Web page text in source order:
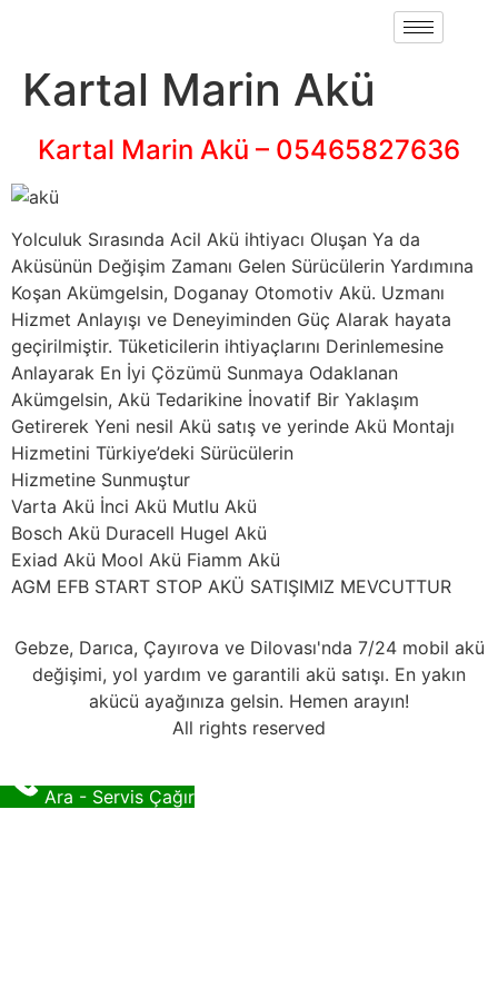
Kartal Marin Akü
Kartal Marin Akü – 05465827636
Yolculuk Sırasında Acil Akü ihtiyacı Oluşan Ya da
Aküsünün Değişim Zamanı Gelen Sürücülerin Yardımına
Koşan Akümgelsin, Doganay Otomotiv Akü. Uzmanı
Hizmet Anlayışı ve Deneyiminden Güç Alarak hayata
geçirilmiştir. Tüketicilerin ihtiyaçlarını Derinlemesine
Anlayarak En İyi Çözümü Sunmaya Odaklanan
Akümgelsin, Akü Tedarikine İnovatif Bir Yaklaşım
Getirerek Yeni nesil Akü satış ve yerinde Akü Montajı
Hizmetini Türkiye’deki Sürücülerin
Hizmetine Sunmuştur
Varta Akü İnci Akü Mutlu Akü
Bosch Akü Duracell Hugel Akü
Exiad Akü Mool Akü Fiamm Akü
AGM EFB START STOP AKÜ SATIŞIMIZ MEVCUTTUR
Gebze, Darıca, Çayırova ve Dilovası'nda 7/24 mobil akü
değişimi, yol yardım ve garantili akü satışı. En yakın
akücü ayağınıza gelsin. Hemen arayın!
All rights reserved
Ara - Servis Çağır